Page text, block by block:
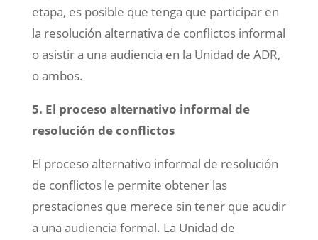
etapa, es posible que tenga que participar en
la resolución alternativa de conflictos informal
o asistir a una audiencia en la Unidad de ADR,
o ambos.
5. El proceso alternativo informal de
resolución de conflictos
El proceso alternativo informal de resolución
de conflictos le permite obtener las
prestaciones que merece sin tener que acudir
a una audiencia formal. La Unidad de